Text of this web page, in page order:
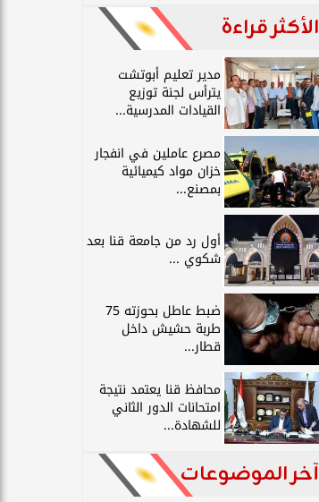
الأكثر قراءة
مدير تعليم أبوتشت
يترأس لجنة توزيع
القيادات المدرسية...
مصرع عاملين في انفجار
خزان مواد كيميائية
بمصنع...
أول رد من جامعة قنا بعد
شكوي ...
ضبط عاطل بحوزته 75
طربة حشيش داخل
قطار...
محافظ قنا يعتمد نتيجة
امتحانات الدور الثاني
للشهادة...
آخر الموضوعات